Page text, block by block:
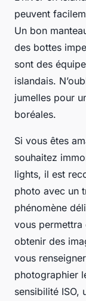
peuvent
Un bon
des bottes
sont des
islandais.
jumelles pour
boréales.
Si vous êtes
souhaitez
lights, il est
photo avec un
phénomène
vous
obtenir des
vous
photographier
sensibilité ISO,